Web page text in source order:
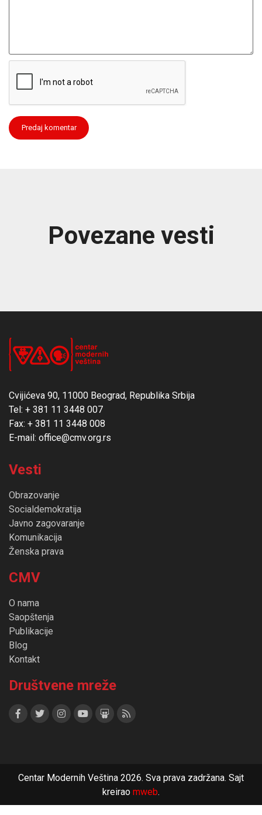
Povezane vesti
Cvijićeva 90, 11000 Beograd, Republika Srbija
Tel: + 381 11 3448 007
Fax: + 381 11 3448 008
E-mail: office@cmv.org.rs
Vesti
Obrazovanje
Socialdemokratija
Javno zagovaranje
Komunikacija
Ženska prava
CMV
O nama
Saopštenja
Publikacije
Blog
Kontakt
Društvene mreže
Centar Modernih Veština 2026. Sva prava zadržana. Sajt
kreirao mweb.